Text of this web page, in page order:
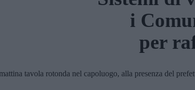
i
per
tavola rotonda nel capoluogo, alla presenza del